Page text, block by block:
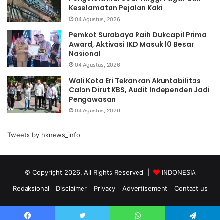
Keselamatan Pejalan Kaki
04 Agustus, 2026
Pemkot Surabaya Raih Dukcapil Prima
Award, Aktivasi IKD Masuk 10 Besar
Nasional
04 Agustus, 2026
Wali Kota Eri Tekankan Akuntabilitas
Calon Dirut KBS, Audit Independen Jadi
Pengawasan
04 Agustus, 2026
Tweets by hknews_info
© Copyright 2026, All Rights Reserved |
INDONESIA
Redaksional
Disclaimer Privacy Advertisement Contact us